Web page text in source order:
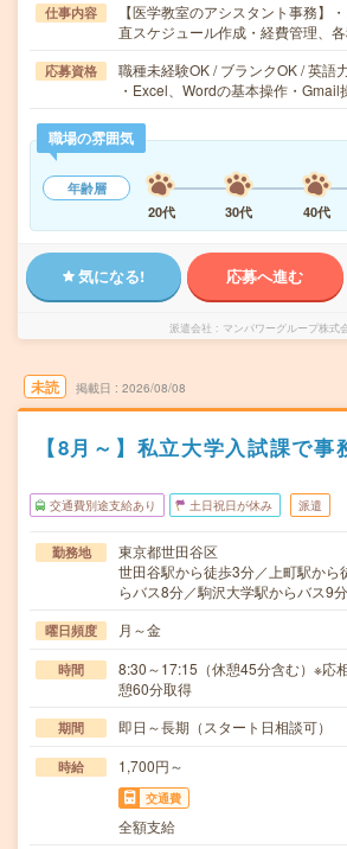
仕事内容
【医学教室のアシスタント事務】
直スケジュール作成・経費管理、
応募資格
職種未経験OK / ブランクOK / 英語
・Excel、Wordの基本操作・Gmail
職場の雰囲気
年齢層
20代
30代 40代
気になる! 応募へ進む
派遣会社 マンパワーグループ株式
未読 掲載日 2026/08/08
【8月～】私立大学入試課で事
交通費別途支給あり 土日祝日が休み 派遣
勤務地
東京都世田谷区
世田谷駅から徒歩3分／上町駅から
らバス8分／駒沢大学駅からバス9分
曜日頻度 月～金
時間
8:30～17:15（休憩45分含む）※応
憩60分取得
期間 即日～長期（スタート日相談可）
時給 1,700円～
交通費
全額支給